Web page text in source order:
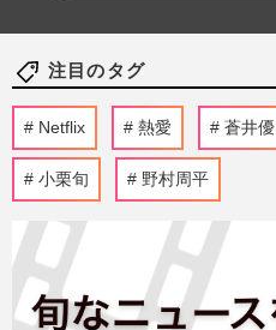
注目のタグ
Netflix 熱愛 蒼井優
小栗旬 野村周平